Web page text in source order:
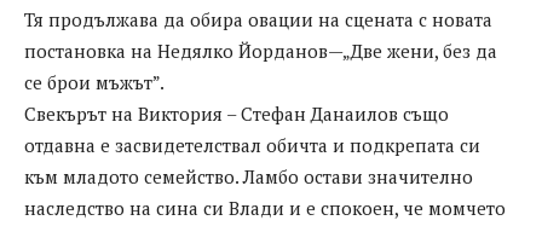
Тя продължава да обира овации на сцената с новата
постановка на Недялко Йорданов—„Две жени, без да
се брои мъжът”.
Свекърът на Виктория – Стефан Данаилов също
отдавна е засвидетелствал обичта и подкрепата си
към младото семейство. Ламбо остави значително
наследство на сина си Влади и е спокоен, че момчето